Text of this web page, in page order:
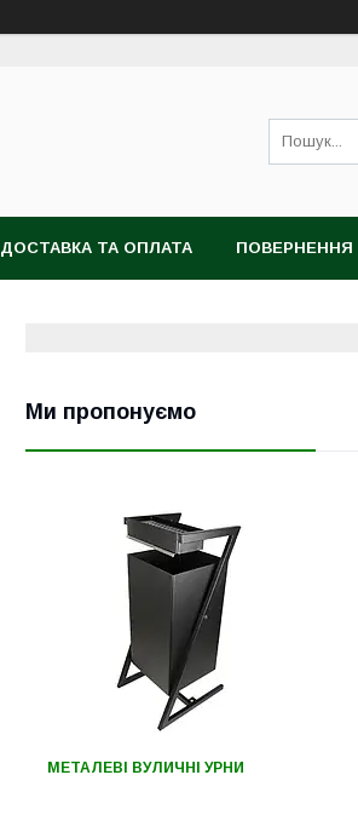
ДОСТАВКА ТА ОПЛАТА ПОВЕРНЕННЯ
Ми пропонуємо
МЕТАЛЕВІ ВУЛИЧНІ УРНИ